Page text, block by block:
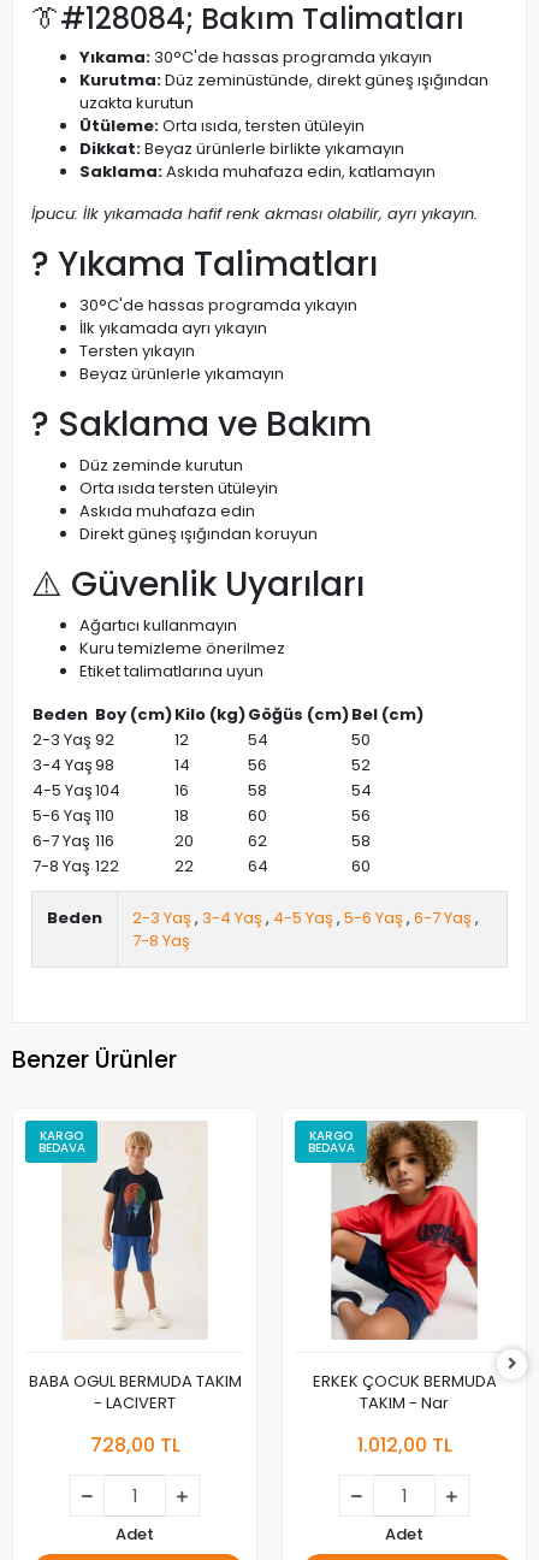
👔#128084; Bakım Talimatları
Yıkama:30°C'de hassas programda yıkayın
Kurutma:Düz zeminüstünde, direkt güneş ışığından
uzakta kurutun
Ütüleme:Orta ısıda, tersten ütüleyin
Dikkat:Beyaz ürünlerle birlikte yıkamayın
Saklama:Askıda muhafaza edin, katlamayın
İpucu: İlk yıkamada hafif renk akması olabilir, ayrı yıkayın.
? Yıkama Talimatları
30°C'de hassas programda yıkayın
İlk yıkamada ayrı yıkayın
Tersten yıkayın
Beyaz ürünlerle yıkamayın
? Saklama ve Bakım
Düz zeminde kurutun
Orta ısıda tersten ütüleyin
Askıda muhafaza edin
Direkt güneş ışığından koruyun
⚠️ Güvenlik Uyarıları
Ağartıcı kullanmayın
Kuru temizleme önerilmez
Etiket talimatlarına uyun
Beden Boy (cm)Kilo (kg)Göğüs (cm)Bel (cm)
2-3 Yaş 92 12 54
50
3-4 Yaş98 14 56
52
4-5 Yaş104 16 58
54
5-6 Yaş 110 18 60
56
6-7 Yaş 116 20 62
58
7-8 Yaş 122 22 64 60
Beden 2-3 Yaş , 3-4 Yaş , 4-5 Yaş , 5-6 Yaş , 6-7 Yaş ,
7-8 Yaş
Benzer Ürünler
KARGO
BEDAVA
BABA OGUL BERMUDA TAKIM
- LACIVERT
728,00 TL
Adet
KARGO
BEDAVA
ERKEK ÇOCUK BERMUDA
TAKIM - Nar
1.012,00 TL
Adet